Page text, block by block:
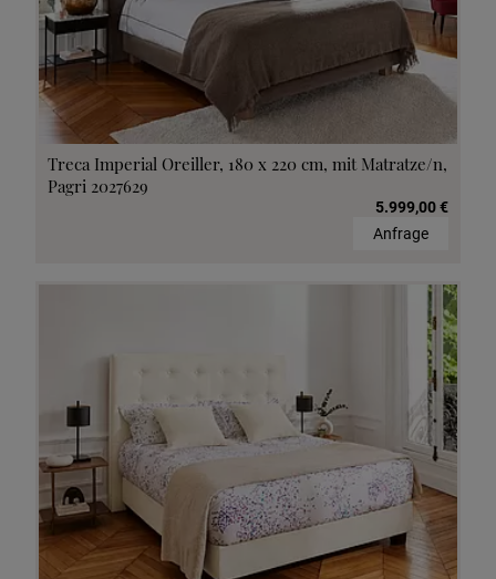
Treca Imperial Oreiller, 180 x 220 cm, mit Matratze/n,
Pagri 2027629
5.999,00 €
Anfrage